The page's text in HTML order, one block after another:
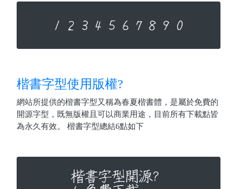
楷書字型使用版權?
網站所提供的楷書字型又稱為春夏楷書體，是屬於免費的
開源字型，既無版權且可以商業用途，目前所有下載點皆
為永久有效。 楷書字型總結6點如下